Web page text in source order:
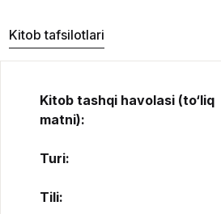
Kitob tafsilotlari
Kitob tashqi havolasi (to‘liq
matni):
Turi:
Tili: